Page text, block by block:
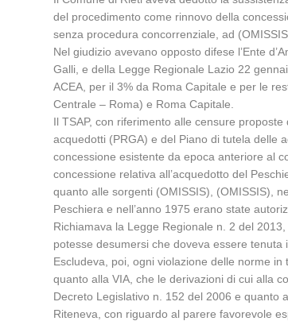
del procedimento come rinnovo della
senza procedura concorrenziale, ad
Nel giudizio avevano opposto difese l’Ente
Galli, e della Legge Regionale Lazio 22
ACEA, per il 3% da Roma Capitale e per le
Centrale – Roma) e Roma Capitale.
Il TSAP, con riferimento alle censure
acquedotti (PRGA) e del Piano di tutela delle
concessione esistente da epoca anteriore al
concessione relativa all’acquedotto del
quanto alle sorgenti (OMISSIS), (OMISSIS),
Peschiera e nell’anno 1975 erano state
Richiamava la Legge Regionale n. 2 del
potesse desumersi che doveva essere tenuta
Escludeva, poi, ogni violazione delle norme in
quanto alla VIA, che le derivazioni di cui alla
Decreto Legislativo n. 152 del 2006 e quanto
Riteneva, con riguardo al parere favorevole